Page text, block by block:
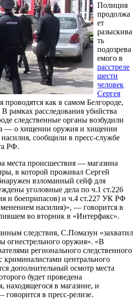
Полиция
продолжа
ет
разыскива
ть
подозрева
емого в
расстреле
шести
человек
Сергея
проводятся как в самом Белгороде,
рамках расследования убийства
следственные органы возбудили
— о хищении оружия и хищении
сообщили в пресс-службе
РФ.
места происшествия — магазина
в которой проживал Сергей
взломанный сейф для
уголовные дела по ч.1 ст.226
и боеприпасов) и ч.4 ст.227 УК РФ
насилия)», — говорится в
во вторник в «Интерфакс».
следствия, С.Помазун «захватил
огнестрельного оружия». «В
регионального следственного
криминалистами центрального
дополнительный осмотр места
будет проведена
находящегося в магазине, и
в пресс-релизе.